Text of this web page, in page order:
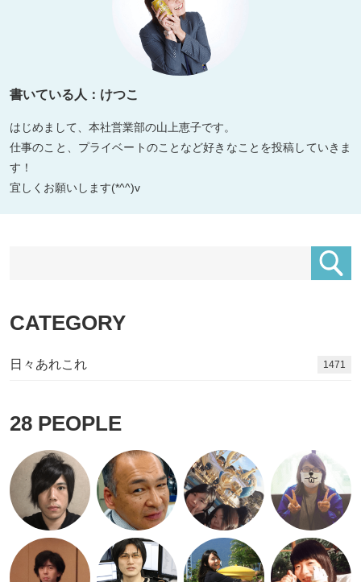
書いている人：けつこ
はじめまして、本社営業部の山上恵子です。
仕事のこと、プライベートのことなど好きなことを投稿していきま
す！
宜しくお願いします(*^^)v
CATEGORY
日々あれこれ 1584
28 PEOPLE